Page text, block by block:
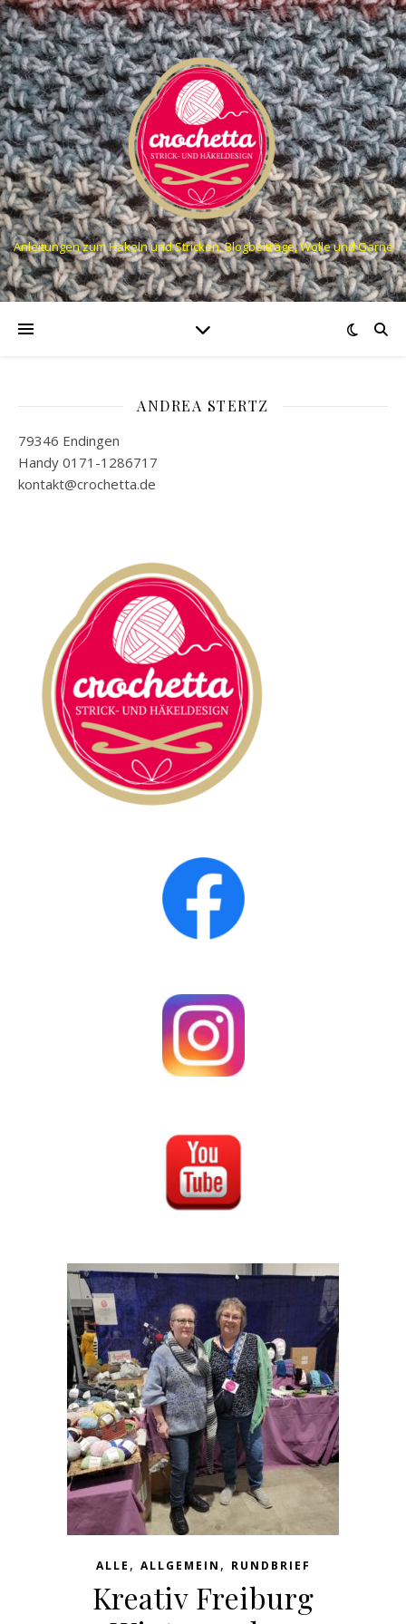
Anleitungen zum Häkeln und Stricken, Blogbeiträge, Wolle und Garne
ANDREA STERTZ
79346 Endingen
Handy 0171-1286717
kontakt@crochetta.de
ALLE , ALLGEMEIN , RUNDBRIEF
Kreativ Freiburg